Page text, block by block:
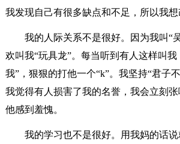
我发现自己有很多缺点和不足，所以我想
我的人际关系不是很好。因为我叫“
欢叫我“玩具龙”。每当听到有人这样叫我
我”，狠狠的打他一个“k”。我坚持“君子
我觉得有人损害了我的名誉，我会立刻
他感到羞愧。
我的学习也不是很好。用我妈的话